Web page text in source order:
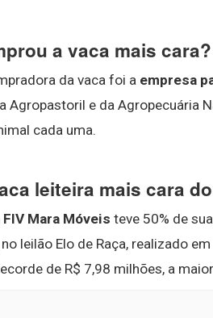
a vaca mais cara?
da vaca foi a empresa
Agropastoril e da Agropecuária
cada uma.
leiteira mais cara
Mara Móveis teve 50% de
leilão Elo de Raça, realizado
de R$ 7,98 milhões, a